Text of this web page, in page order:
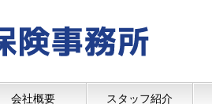
会社概要 スタッフ紹介